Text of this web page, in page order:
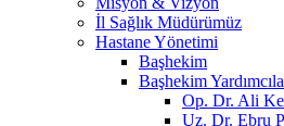
İl Sağlık Müdürümüz
Hastane Yönetimi
Başhekim
Başhekim
Op. Dr. Ali
Uz. Dr. Ebru